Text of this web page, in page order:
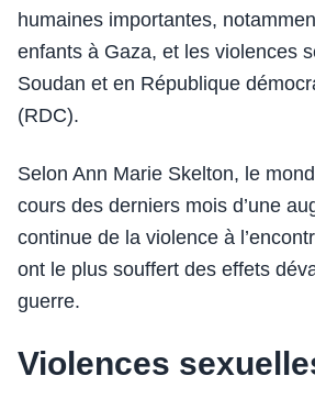
humaines importantes,
enfants à Gaza, et les violences
Soudan et en République
(RDC).
Selon Ann Marie Skelton, le
cours des derniers mois d’une
continue de la violence à
ont le plus souffert des effets
guerre.
Violences